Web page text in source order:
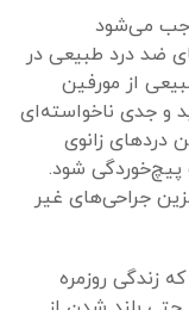
می‌شود
ضد درد طبیعی در
از مورفین
و جدی ناخواسته‌ای
دردهای زانوی
پیچ‌خوردگی شود.
جراحی‌های غیر
زندگی روزمره